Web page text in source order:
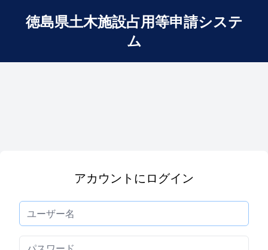
徳島県土木施設占用等申請システ
ム
アカウントにログイン
ユーザー名
パスワード